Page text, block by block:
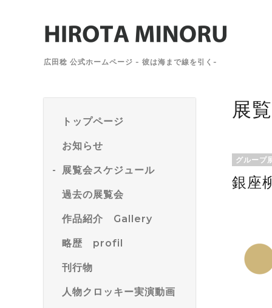
広田稔 公式ホームページ - 彼は海まで線を引く-
トップページ
お知らせ
展覧会スケジュール
過去の展覧会
作品紹介 Gallery
略歴 profil
刊行物
人物クロッキー実演動画
展
グループ
銀座